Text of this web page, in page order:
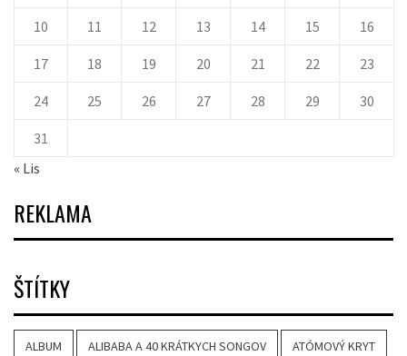
10 11 12 13 14 15 16
17 18 19 20 21 22 23
24 25 26 27 28 29 30
31
« Lis
REKLAMA
ŠTÍTKY
ALBUM ALIBABA A 40 KRÁTKYCH SONGOV ATÓMOVÝ KRYT